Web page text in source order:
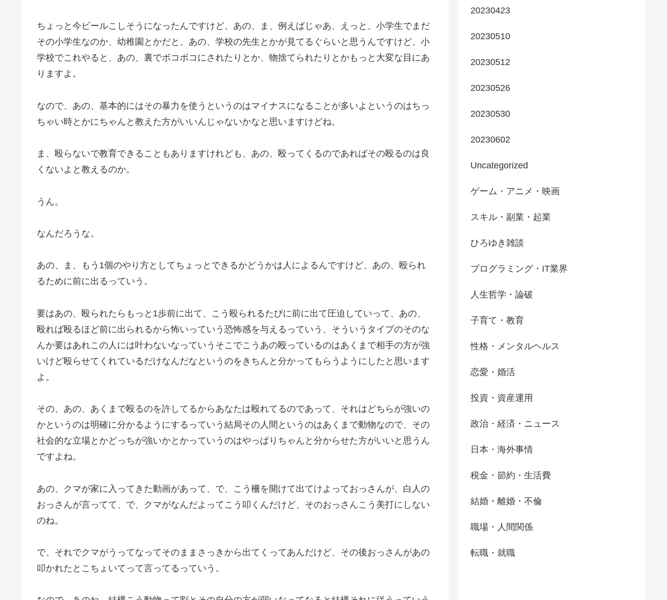
ちょっと今ビールこしそうになったんですけど、あの、ま、例えばじゃあ、えっと、小学生でまだ
その小学生なのか、幼稚園とかだと、あの、学校の先生とかが見てるぐらいと思うんですけど、小
学校でこれやると、あの、裏でボコボコにされたりとか、物捨てられたりとかもっと大変な目にあ
りますよ。
なので、あの、基本的にはその暴力を使うというのはマイナスになることが多いよというのはちっ
ちゃい時とかにちゃんと教えた方がいいんじゃないかなと思いますけどね。
ま、殴らないで教育できることもありますけれども、あの、殴ってくるのであればその殴るのは良
くないよと教えるのか。
うん。
なんだろうな。
あの、ま、もう1個のやり方としてちょっとできるかどうかは人によるんですけど、あの、殴られ
るために前に出るっていう。
要はあの、殴られたらもっと1歩前に出て、こう殴られるたびに前に出て圧迫していって、あの、
殴れば殴るほど前に出られるから怖いっていう恐怖感を与えるっていう、そういうタイプのそのな
んか要はあれこの人には叶わないなっていうそこでこうあの殴っているのはあくまで相手の方が強
いけど殴らせてくれているだけなんだなというのをきちんと分かってもらうようにしたと思います
よ。
その、あの、あくまで殴るのを許してるからあなたは殴れてるのであって、それはどちらが強いの
かというのは明確に分かるようにするっていう結局その人間というのはあくまで動物なので、その
社会的な立場とかどっちが強いかとかっていうのはやっぱりちゃんと分からせた方がいいと思うん
ですよね。
あの、クマが家に入ってきた動画があって、で、こう柵を開けて出てけよっておっさんが、白人の
おっさんが言ってて、で、クマがなんだよってこう叩くんだけど、そのおっさんこう美打にしない
のね。
で、それでクマがうってなってそのままさっきから出てくってあんだけど、その後おっさんがあの
叩かれたとこちょいてって言ってるっていう。
20230423
20230510
20230512
20230526
20230530
20230602
Uncategorized
ゲーム・アニメ・映画
スキル・副業・起業
ひろゆき雑談
プログラミング・IT業界
人生哲学・論破
子育て・教育
性格・メンタルヘルス
恋愛・婚活
投資・資産運用
政治・経済・ニュース
日本・海外事情
税金・節約・生活費
結婚・離婚・不倫
職場・人間関係
転職・就職